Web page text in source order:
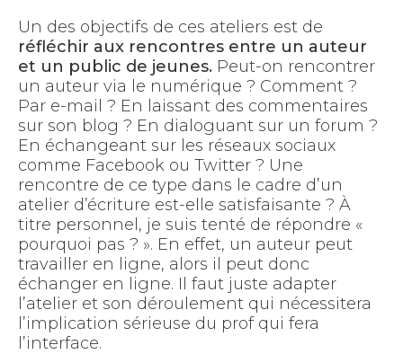
Un des objectifs de ces ateliers est de
réfléchir aux rencontres entre un auteur
et un public de jeunes. Peut-on rencontrer
un auteur via le numérique ? Comment ?
Par e-mail ? En laissant des commentaires
sur son blog ? En dialoguant sur un forum ?
En échangeant sur les réseaux sociaux
comme Facebook ou Twitter ? Une
rencontre de ce type dans le cadre d’un
atelier d’écriture est-elle satisfaisante ? À
titre personnel, je suis tenté de répondre «
pourquoi pas ? ». En effet, un auteur peut
travailler en ligne, alors il peut donc
échanger en ligne. Il faut juste adapter
l’atelier et son déroulement qui nécessitera
l’implication sérieuse du prof qui fera
l’interface.